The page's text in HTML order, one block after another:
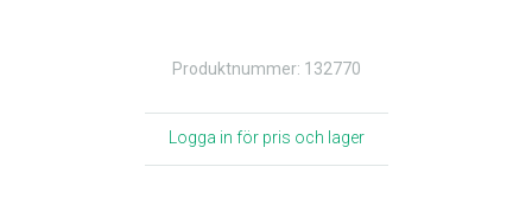
Produktnummer: 132770
Logga in för pris och lager